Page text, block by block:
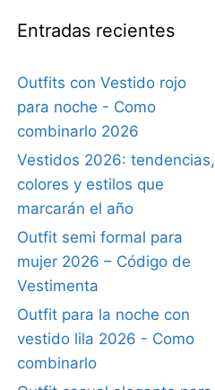
Entradas recientes
Outfits con Vestido rojo
para noche - Como
combinarlo 2026
Vestidos 2026: tendencias,
colores y estilos que
marcarán el año
Outfit semi formal para
mujer 2026 – Código de
Vestimenta
Outfit para la noche con
vestido lila 2026 - Como
combinarlo